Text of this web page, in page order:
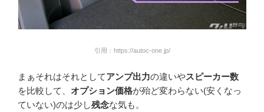
引用：https://autoc-one.jp/
まぁそれはそれとしてアンプ出力の違いやスピーカー数
を比較して、 オプション価格が殆ど変わらない(安くなっ
ていない)のは少し残念な気も。